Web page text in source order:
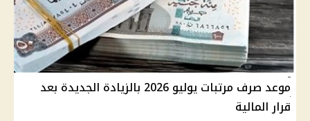
موعد صرف مرتبات يوليو 2026 بالزيادة الجديدة بعد
قرار المالية